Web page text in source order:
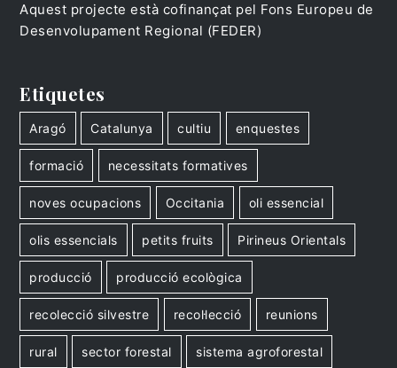
Aquest projecte està cofinançat pel Fons Europeu de
Desenvolupament Regional (FEDER)
Etiquetes
Aragó Catalunya cultiu enquestes
formació necessitats formatives
noves ocupacions Occitania oli essencial
olis essencials petits fruits Pirineus Orientals
producció producció ecològica
recolecció silvestre recol·lecció reunions
rural sector forestal sistema agroforestal